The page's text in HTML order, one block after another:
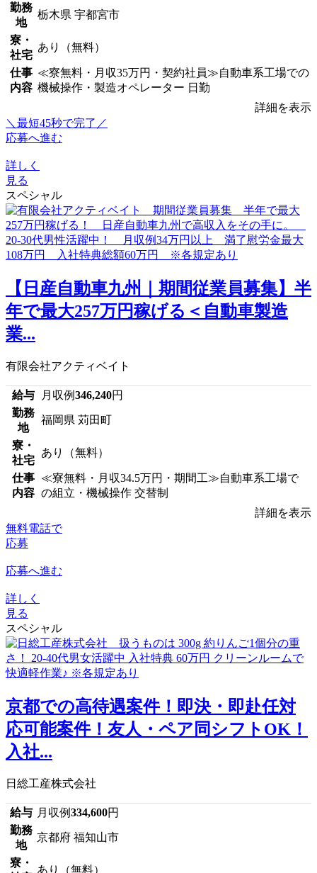
勤務
地
栃木県 宇都宮市
寮・
社宅
あり（無料）
仕事
内容
≪寮無料・月収35万円・契約社員≫自動車系工場での
機械操作・製造オペレーター 日勤
詳細を表示
＼最短45秒で完了／
応募へ進む
詳しく
見る
スペシャル
【日産自動車九州｜期間従業員募集】半
年で最大257万円稼げる＜自動車製造
業...
有限会社アクティベイト
給与 月収例346,240円
勤務
地
福岡県 苅田町
寮・
社宅
あり（無料）
仕事
内容
≪寮無料・月収34.5万円・期間工≫自動車系工場で
の組立・機械操作 交替制
詳細を表示
無料電話で
応募
応募へ進む
詳しく
見る
スペシャル
京都での高待遇案件！即決・即赴任対
応可能案件！友人・ペア同シフトOK！
入社...
日総工産株式会社
給与 月収例334,600円
勤務
地
京都府 福知山市
寮・
あり（無料）